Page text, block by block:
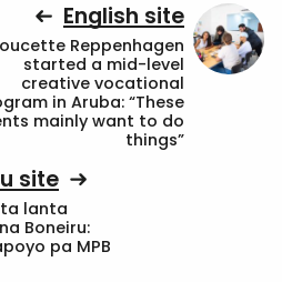
English site
Reppenhagen
started a mid-level
creative vocational
in Aruba: “These
mainly want to do
things”
site
lanta
Boneiru:
pa MPB